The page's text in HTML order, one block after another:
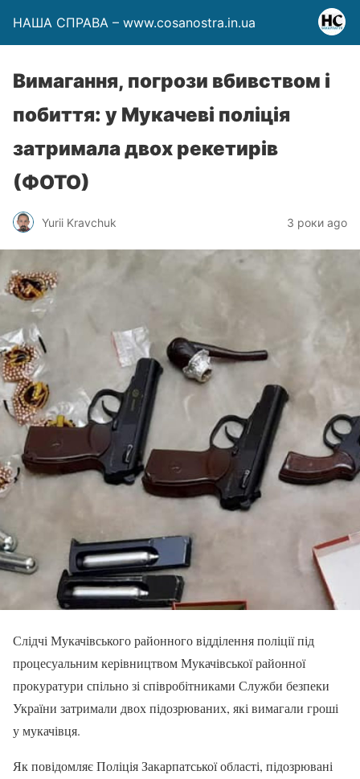
НАША СПРАВА – www.cosanostra.in.ua
Вимагання, погрози вбивством і
побиття: у Мукачеві поліція
затримала двох рекетирів
(ФОТО)
Yurii Kravchuk 3 роки ago
Слідчі Мукачівського районного відділення поліції під
процесуальним керівництвом Мукачівської районної
прокуратури спільно зі співробітниками Служби безпеки
України затримали двох підозрюваних, які вимагали гроші
у мукачівця.
Як повідомляє Поліція Закарпатської області, підозрювані